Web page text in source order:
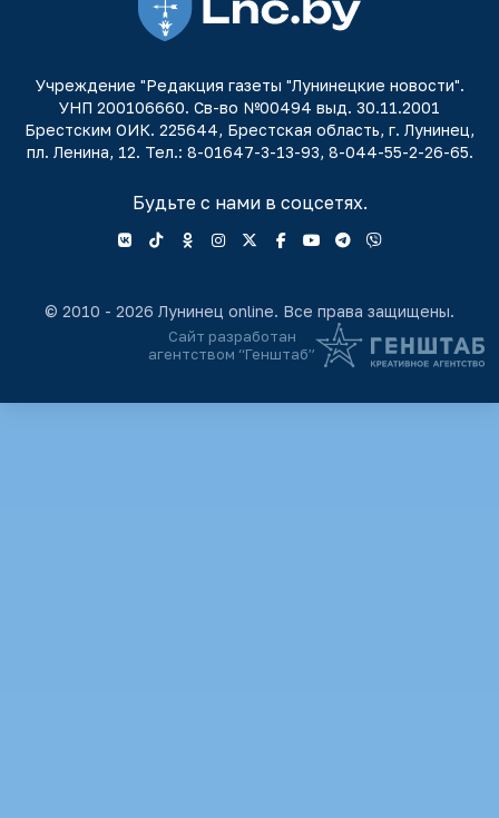
Учреждение "Редакция газеты "Лунинецкие новости".
УНП 200106660. Св-во №00494 выд. 30.11.2001
Брестским ОИК. 225644, Брестская область, г. Лунинец,
пл. Ленина, 12. Тел.: 8-01647-3-13-93, 8-044-55-2-26-65.
Будьте с нами в соцсетях.
© 2010 - 2026 Лунинец online. Все права защищены.
Сайт разработан
агентством “Генштаб”